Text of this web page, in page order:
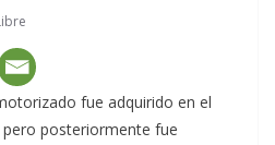
fue adquirido en el
posteriormente fue